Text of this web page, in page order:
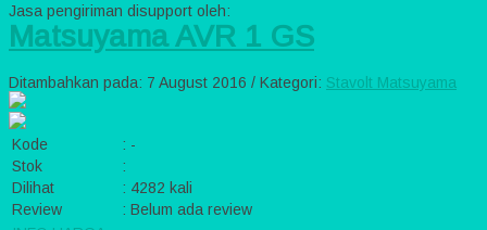
Jasa pengiriman disupport oleh:
Matsuyama AVR 1 GS
Ditambahkan pada: 7 August 2016 / Kategori: Stavolt Matsuyama
Kode : -
Stok
:
Dilihat
: 4282 kali
Review
: Belum ada review